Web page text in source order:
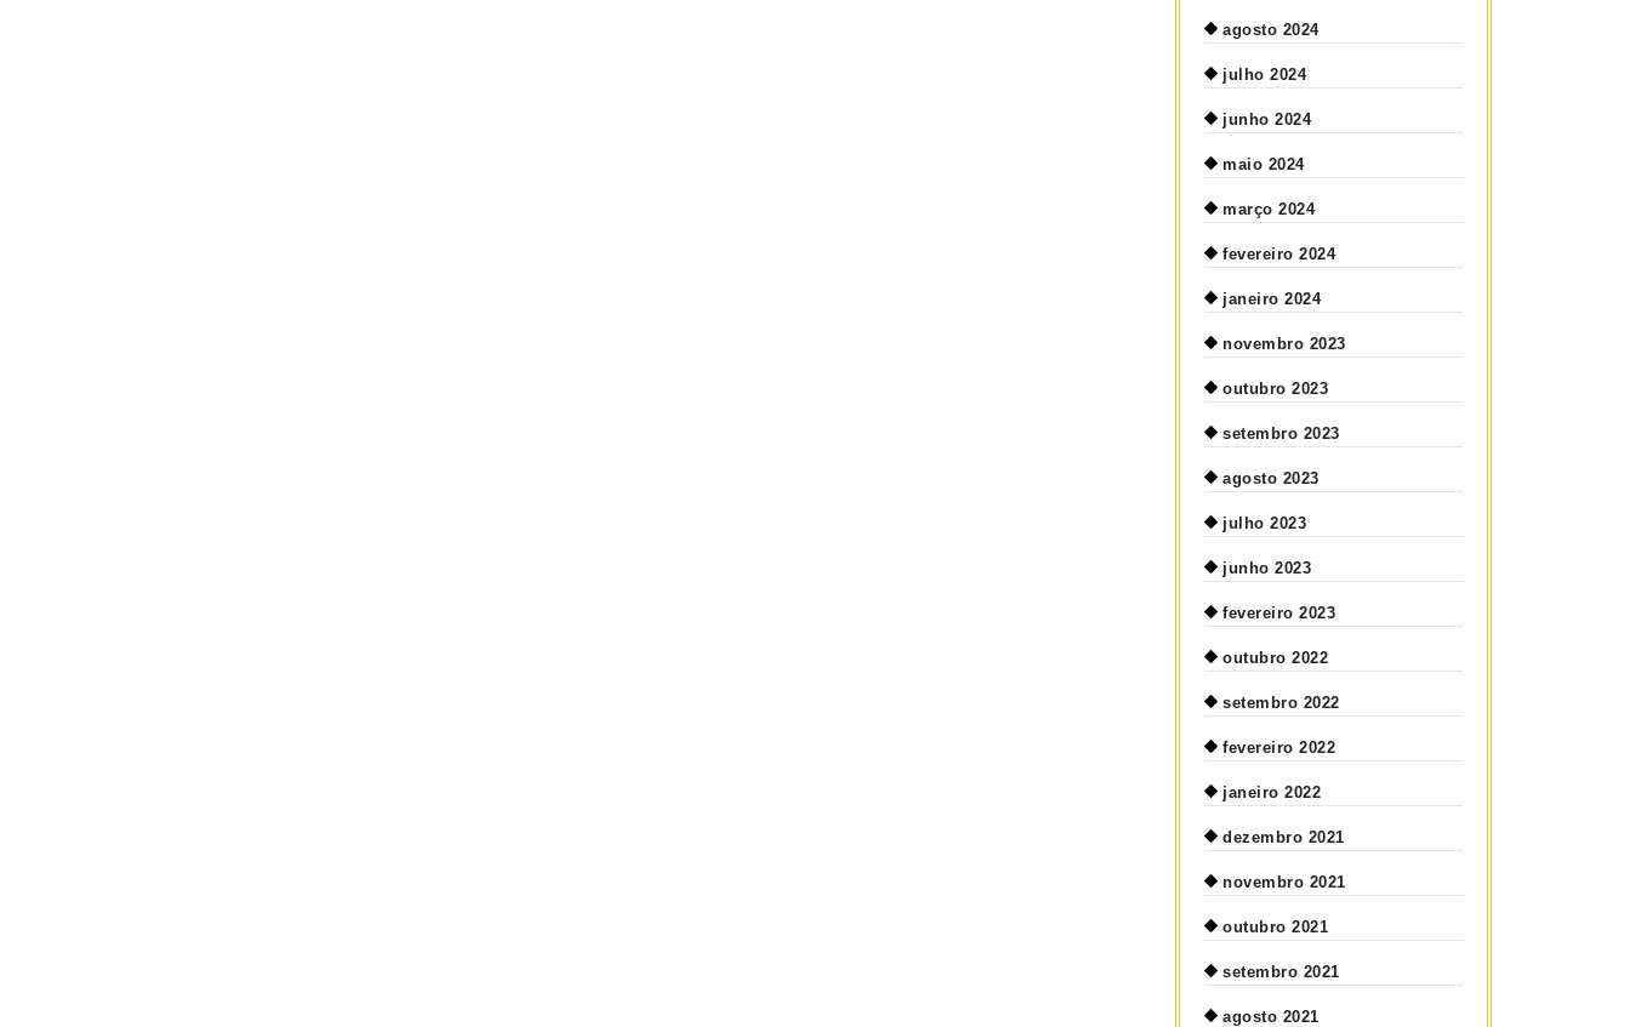
agosto 2024
julho 2024
junho 2024
maio 2024
março 2024
fevereiro 2024
janeiro 2024
novembro 2023
outubro 2023
setembro 2023
agosto 2023
julho 2023
junho 2023
fevereiro 2023
outubro 2022
setembro 2022
fevereiro 2022
janeiro 2022
dezembro 2021
novembro 2021
outubro 2021
setembro 2021
agosto 2021